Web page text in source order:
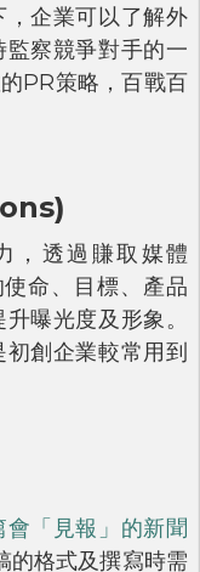
企業可以了解外
察競爭對手的一
PR策略，百戰百
，透過賺取媒體
命、目標、產品
曝光度及形象。
創企業較常用到
「見報」的新聞
的格式及撰寫時需